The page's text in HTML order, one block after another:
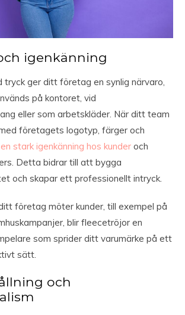
igenkänning
tryck ger ditt företag en synlig närvaro,
på kontoret, vid
eller som arbetskläder. När ditt team
företagets logotyp, färger och
stark igenkänning hos kunder och
Detta bidrar till att bygga
och skapar ett professionellt intryck.
företag möter kunder, till exempel på
blir fleecetröjor en
som sprider ditt varumärke på ett
sätt.
och